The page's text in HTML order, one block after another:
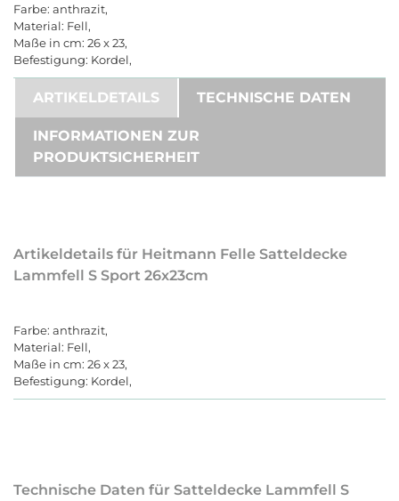
Farbe: anthrazit,
Material: Fell,
Maße in cm: 26 x 23,
Befestigung: Kordel,
ARTIKELDETAILS TECHNISCHE DATEN
INFORMATIONEN ZUR
PRODUKTSICHERHEIT
Artikeldetails für Heitmann Felle Satteldecke
Lammfell S Sport 26x23cm
Farbe: anthrazit,
Material: Fell,
Maße in cm: 26 x 23,
Befestigung: Kordel,
Technische Daten für Satteldecke Lammfell S